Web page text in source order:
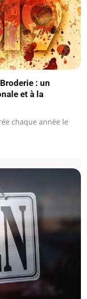
: un
et à la
chaque année le